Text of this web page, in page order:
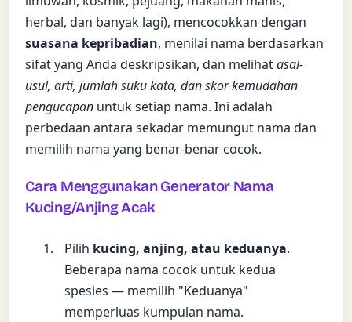
herbal, dan banyak lagi), mencocokkan dengan
suasana kepribadian, menilai nama berdasarkan
sifat yang Anda deskripsikan, dan melihatasal-
usul, arti, jumlah suku kata, dan skor kemudahan
pengucapan untuk setiap nama. Ini adalah
perbedaan antara sekadar memungut nama dan
memilih nama yang benar-benar cocok.
Cara Menggunakan Generator Nama
Kucing/Anjing Acak
Pilih kucing, anjing, atau keduanya.
Beberapa nama cocok untuk kedua
spesies — memilih "Keduanya"
memperluas kumpulan nama.